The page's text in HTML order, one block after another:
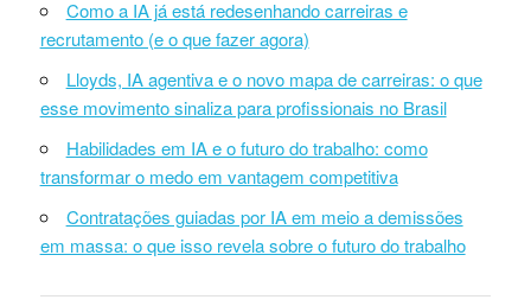
Como a IA já está redesenhando carreiras e
recrutamento (e o que fazer agora)
Lloyds, IA agentiva e o novo mapa de carreiras: o que
esse movimento sinaliza para profissionais no Brasil
Habilidades em IA e o futuro do trabalho: como
transformar o medo em vantagem competitiva
Contratações guiadas por IA em meio a demissões
em massa: o que isso revela sobre o futuro do trabalho